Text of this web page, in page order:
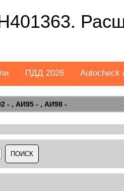
ПДД 2026 Autocheck
- , АИ95 - , АИ98 -